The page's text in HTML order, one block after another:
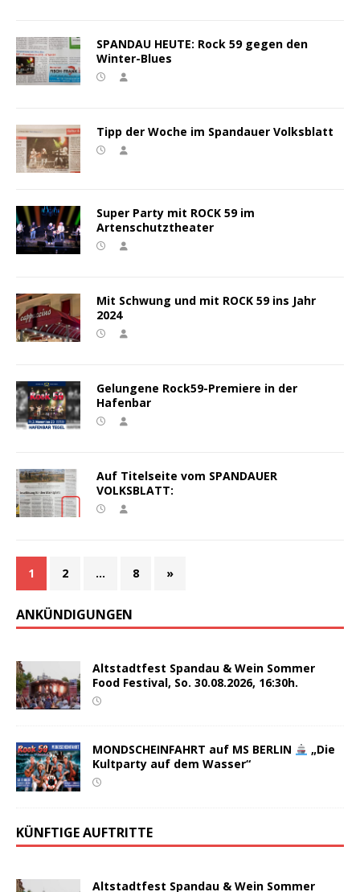
SPANDAU HEUTE: Rock 59 gegen den
Winter-Blues
Tipp der Woche im Spandauer Volksblatt
Super Party mit ROCK 59 im
Artenschutztheater
Mit Schwung und mit ROCK 59 ins Jahr
2024
Gelungene Rock59-Premiere in der
Hafenbar
Auf Titelseite vom SPANDAUER
VOLKSBLATT:
1 2 … 8 »
ANKÜNDIGUNGEN
Altstadtfest Spandau & Wein Sommer
Food Festival, So. 30.08.2026, 16:30h.
MONDSCHEINFAHRT auf MS BERLIN
„Die
Kultparty auf dem Wasser“
KÜNFTIGE AUFTRITTE
Altstadtfest Spandau & Wein Sommer